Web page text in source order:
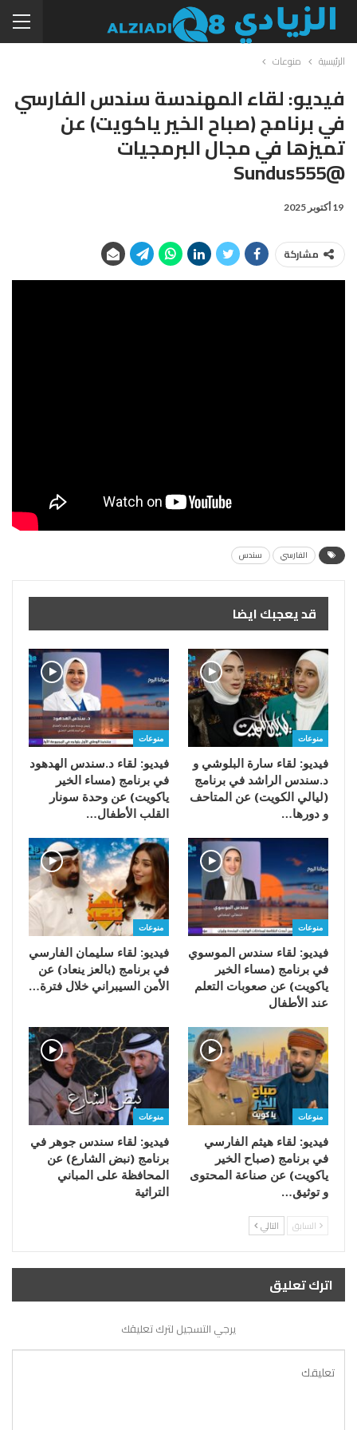
الرئيسية منوعات
فيديو: لقاء المهندسة سندس الفارسي
في برنامج (صباح الخير ياكويت) عن
تميزها في مجال البرمجيات
@Sundus555
19 أكتوبر 2025
مشاركة
الفارسي سندس
قد يعجبك ايضا
منوعات
فيديو: لقاء سارة البلوشي و
د.سندس الراشد في برنامج
(ليالي الكويت) عن المتاحف
و دورها…
منوعات
فيديو: لقاء د.سندس الهدهود
في برنامج (مساء الخير
ياكويت) عن وحدة سونار
القلب الأطفال…
منوعات
فيديو: لقاء سندس الموسوي
في برنامج (مساء الخير
ياكويت) عن صعوبات التعلم
عند الأطفال
منوعات
فيديو: لقاء سليمان الفارسي
في برنامج (بالعز ينعاد) عن
الأمن السيبراني خلال فترة…
منوعات
فيديو: لقاء هيثم الفارسي
في برنامج (صباح الخير
ياكويت) عن صناعة المحتوى
و توثيق…
منوعات
فيديو: لقاء سندس جوهر في
برنامج (نبض الشارع) عن
المحافظة على المباني
التراثية
السابق التالي
اترك تعليق
يرجي التسجيل لترك تعليقك